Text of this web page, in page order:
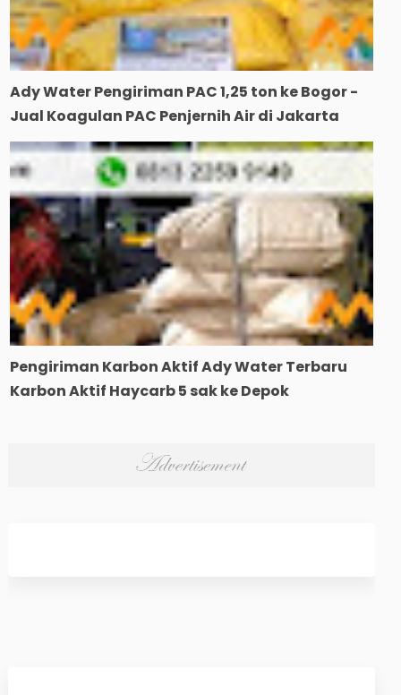
Ady Water Pengiriman PAC 1,25 ton ke Bogor -
Jual Koagulan PAC Penjernih Air di Jakarta
Pengiriman Karbon Aktif Ady Water Terbaru
Karbon Aktif Haycarb 5 sak ke Depok